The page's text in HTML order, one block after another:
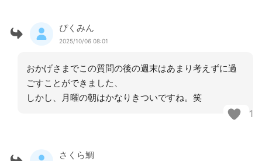
ぴくみん
2025/10/06 08:01
おかげさまでこの質問の後の週末はあまり考えずに過
ごすことができました、
しかし、月曜の朝はかなりきついですね。笑
1
さくら鯛